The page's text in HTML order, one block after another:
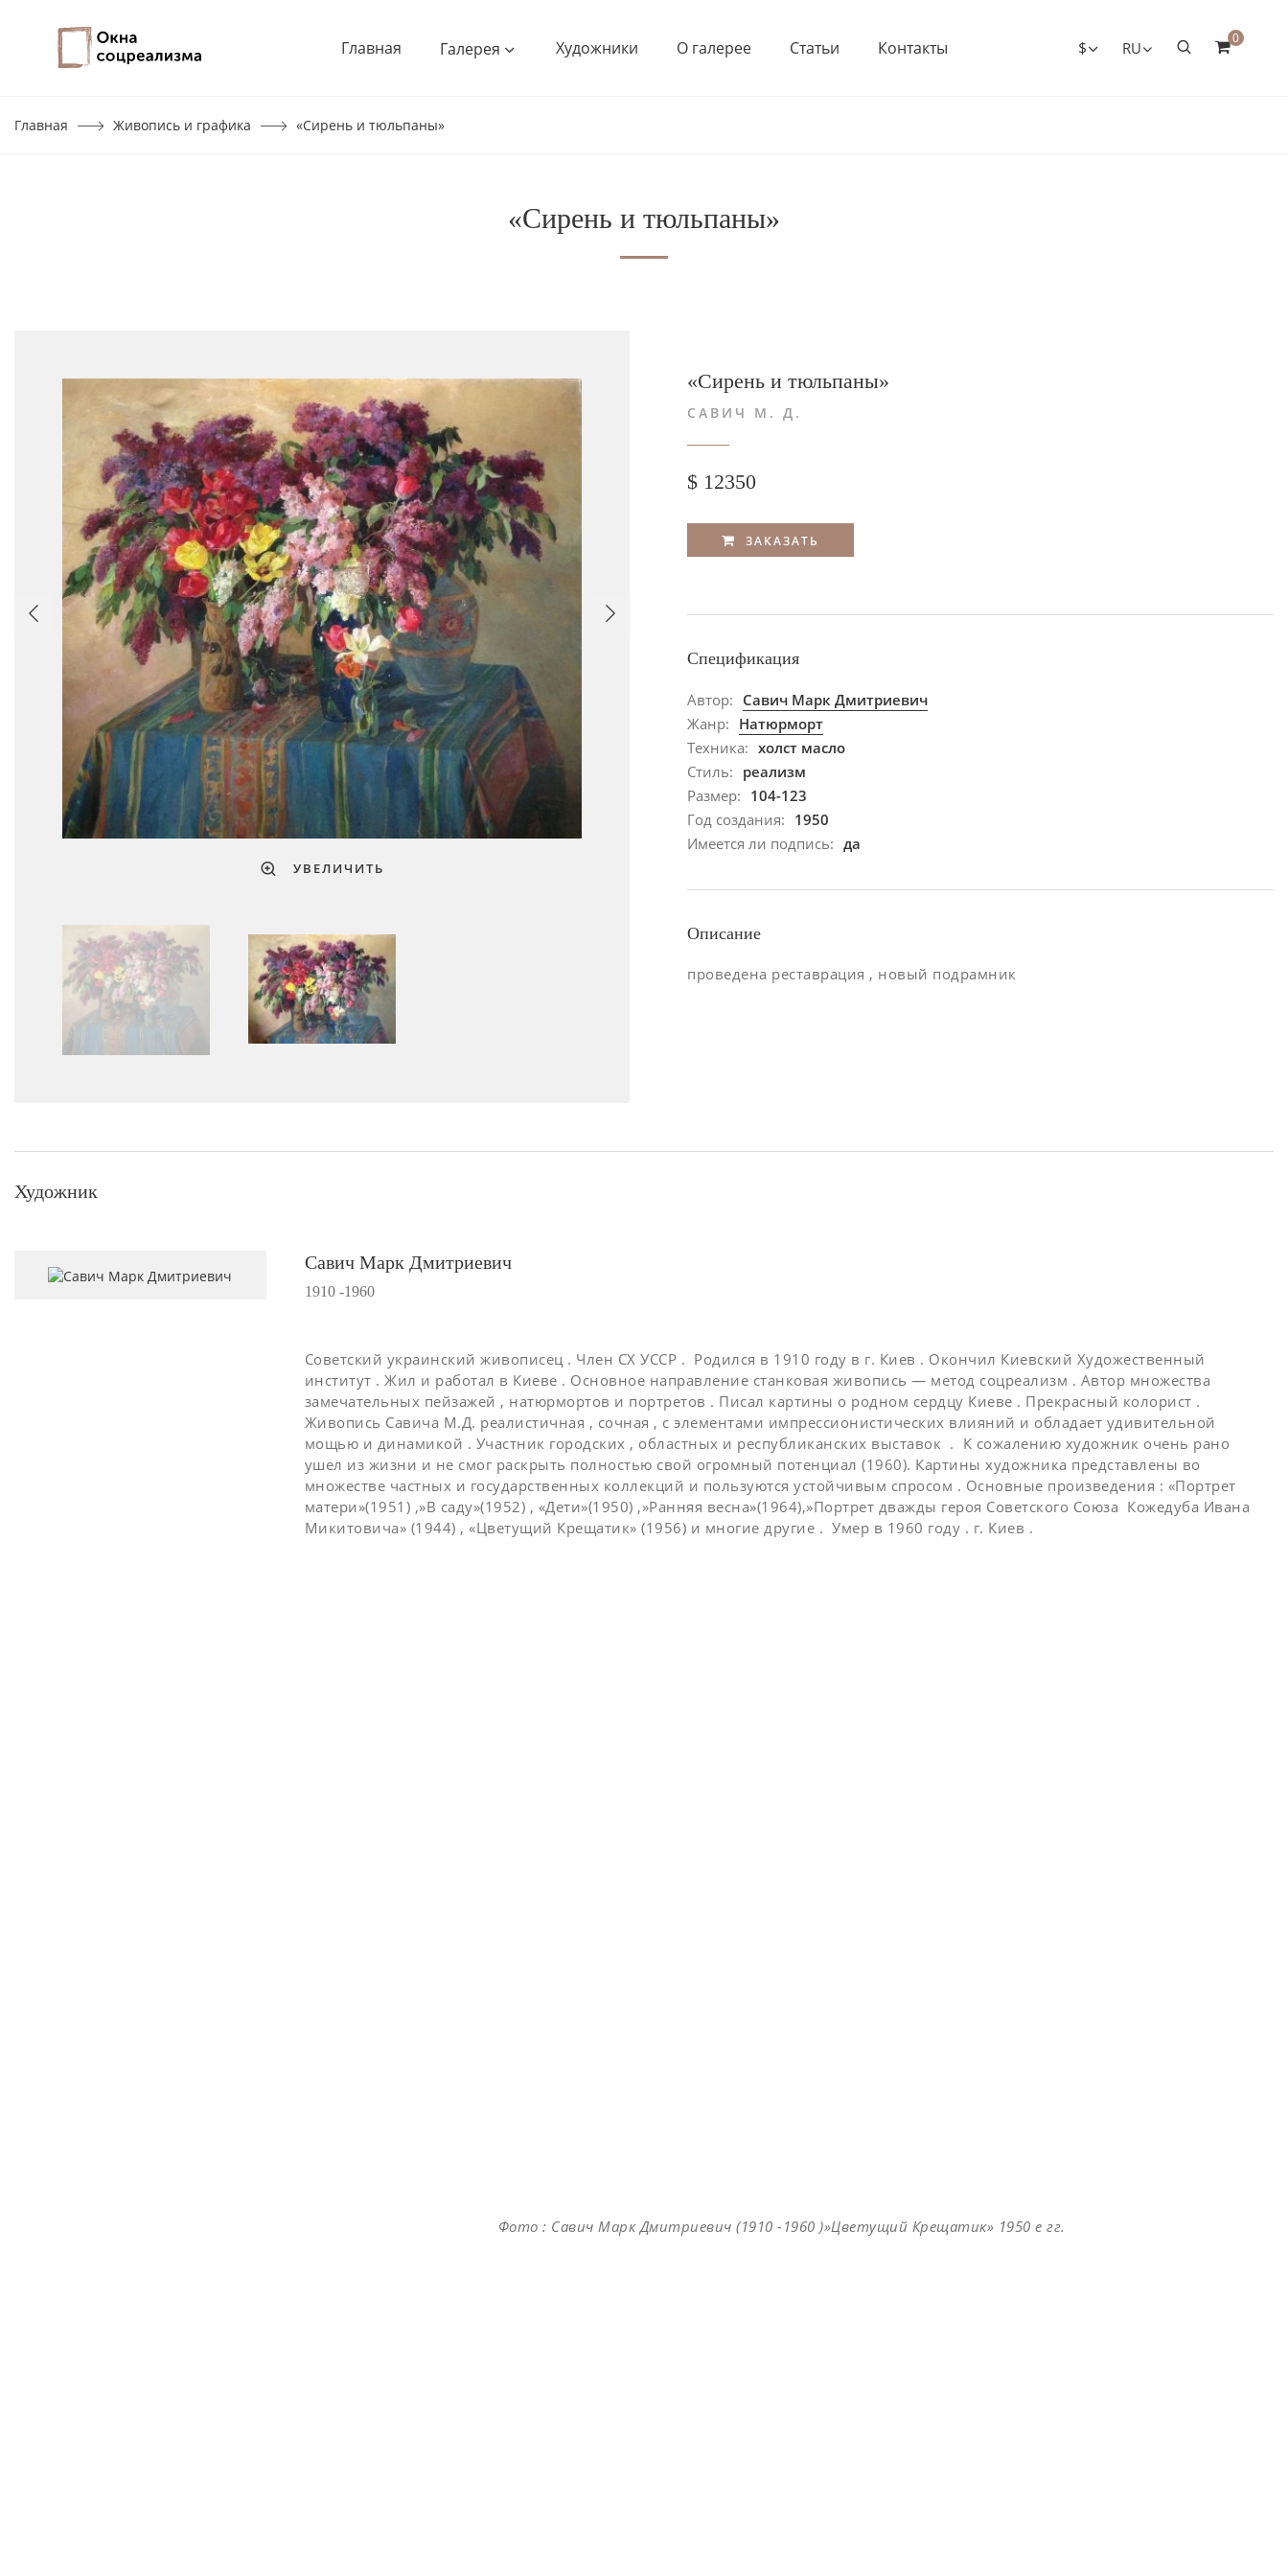
Главная Галерея Художники О галерее Статьи Контакты $ RU
0
Главная Живопись и графика «Сирень и тюльпаны»
«Сирень и тюльпаны»
УВЕЛИЧИТЬ
«Сирень и тюльпаны»
САВИЧ М. Д.
$ 12350
ЗАКАЗАТЬ
Спецификация
Автор: Савич Марк Дмитриевич
Жанр: Натюрморт
Техника: холст масло
Стиль: реализм
Размер: 104-123
Год создания: 1950
Имеется ли подпись: да
Описание
проведена реставрация , новый подрамник
Художник
Савич Марк Дмитриевич
1910 -1960
Советский украинский живописец . Член СХ УССР . Родился в 1910 году в г. Киев . Окончил Киевский Художественный
институт . Жил и работал в Киеве . Основное направление станковая живопись — метод соцреализм . Автор множества
замечательных пейзажей , натюрмортов и портретов . Писал картины о родном сердцу Киеве . Прекрасный колорист .
Живопись Савича М.Д. реалистичная , сочная , с элементами импрессионистических влияний и обладает удивительной
мощью и динамикой . Участник городских , областных и республиканских выставок . К сожалению художник очень рано
ушел из жизни и не смог раскрыть полностью свой огромный потенциал (1960). Картины художника представлены во
множестве частных и государственных коллекций и пользуются устойчивым спросом . Основные произведения : «Портрет
матери»(1951) ,»В саду»(1952) , «Дети»(1950) ,»Ранняя весна»(1964),»Портрет дважды героя Советского Союза Кожедуба Ивана
Микитовича» (1944) , «Цветущий Крещатик» (1956) и многие другие . Умер в 1960 году . г. Киев .
Фото : Савич Марк Дмитриевич (1910 -1960 )»Цветущий Крещатик» 1950 е гг.